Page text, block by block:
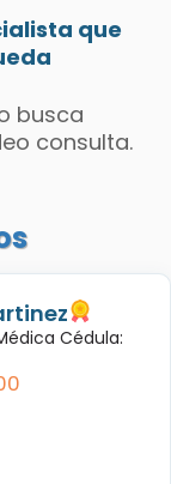
que
busca
consulta.
Cédula: